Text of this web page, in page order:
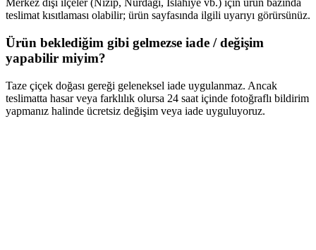
Merkez dışı ilçeler (Nizip, Nurdağı, İslahiye vb.) için ürün bazında
teslimat kısıtlaması olabilir; ürün sayfasında ilgili uyarıyı görürsünüz.
Ürün beklediğim gibi gelmezse iade / değişim
yapabilir miyim?
Taze çiçek doğası gereği geleneksel iade uygulanmaz. Ancak
teslimatta hasar veya farklılık olursa 24 saat içinde fotoğraflı bildirim
yapmanız halinde ücretsiz değişim veya iade uyguluyoruz.